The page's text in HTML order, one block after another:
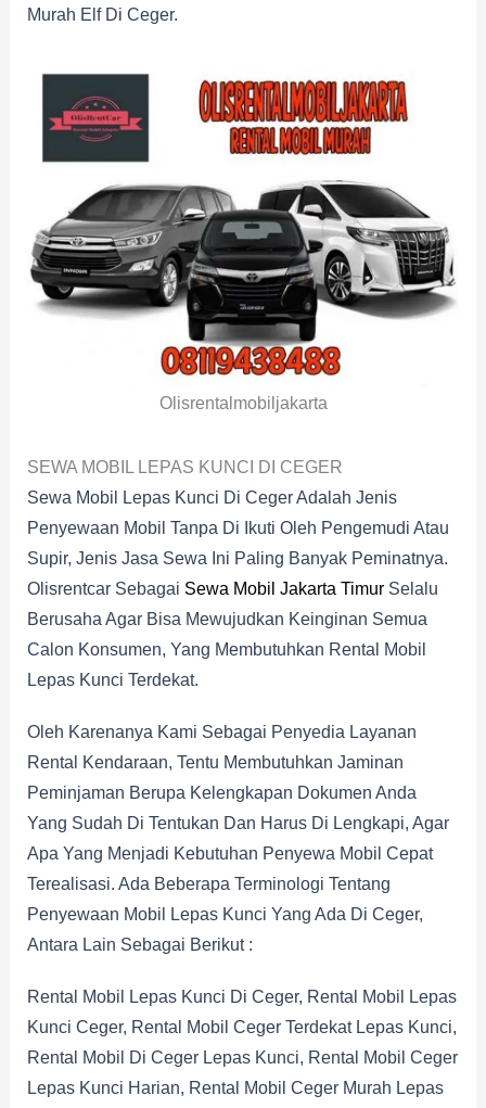
Murah Elf Di Ceger.
Olisrentalmobiljakarta
SEWA MOBIL LEPAS KUNCI DI CEGER
Sewa Mobil Lepas Kunci Di Ceger Adalah Jenis
Penyewaan Mobil Tanpa Di Ikuti Oleh Pengemudi Atau
Supir, Jenis Jasa Sewa Ini Paling Banyak Peminatnya.
Olisrentcar Sebagai Sewa Mobil Jakarta TimurSelalu
Berusaha Agar Bisa Mewujudkan Keinginan Semua
Calon Konsumen, Yang Membutuhkan Rental Mobil
Lepas Kunci Terdekat.
Oleh Karenanya Kami Sebagai Penyedia Layanan
Rental Kendaraan, Tentu Membutuhkan Jaminan
Peminjaman Berupa Kelengkapan Dokumen Anda
Yang Sudah Di Tentukan Dan Harus Di Lengkapi, Agar
Apa Yang Menjadi Kebutuhan Penyewa Mobil Cepat
Terealisasi. Ada Beberapa Terminologi Tentang
Penyewaan Mobil Lepas Kunci Yang Ada Di Ceger,
Antara Lain Sebagai Berikut :
Rental Mobil Lepas Kunci Di Ceger, Rental Mobil Lepas
Kunci Ceger, Rental Mobil Ceger Terdekat Lepas Kunci,
Rental Mobil Di Ceger Lepas Kunci, Rental Mobil Ceger
Lepas Kunci Harian, Rental Mobil Ceger Murah Lepas